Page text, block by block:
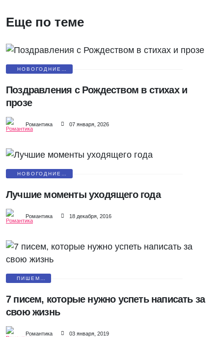
Еще по теме
НОВОГОДНИЕ
Поздравления с Рождеством в стихах и
прозе
Романтика 07 января, 2026
НОВОГОДНИЕ
Лучшие моменты уходящего года
Романтика 18 декабря, 2016
ПИШЕМ
7 писем, которые нужно успеть написать за
свою жизнь
Романтика 03 января, 2019